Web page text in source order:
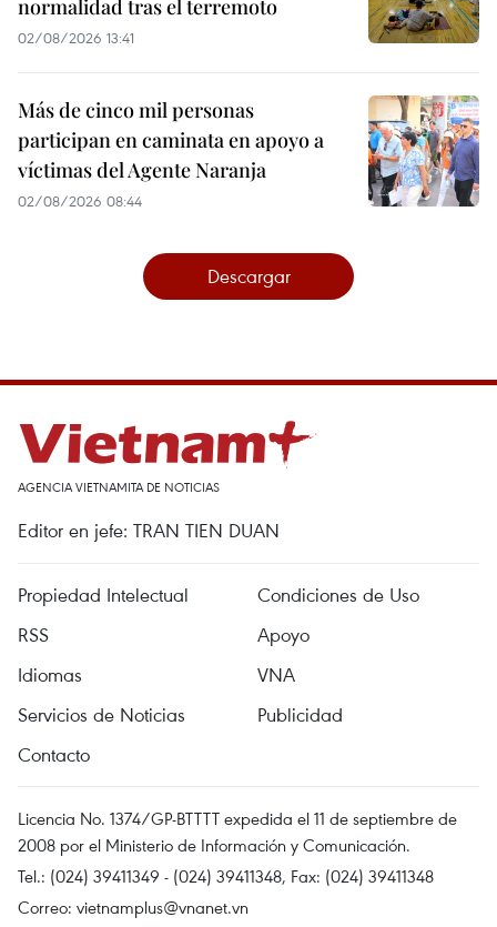
normalidad tras el terremoto
02/08/2026 13:41
Más de cinco mil personas
participan en caminata en apoyo a
víctimas del Agente Naranja
02/08/2026 08:44
Descargar
AGENCIA VIETNAMITA DE NOTICIAS
Editor en jefe: TRAN TIEN DUAN
Propiedad Intelectual
Condiciones de Uso
RSS
Apoyo
Idiomas
VNA
Servicios de Noticias
Publicidad
Contacto
Licencia No. 1374/GP-BTTTT expedida el 11 de septiembre de
2008 por el Ministerio de Información y Comunicación.
Tel.: (024) 39411349 - (024) 39411348, Fax: (024) 39411348
Correo: vietnamplus@vnanet.vn